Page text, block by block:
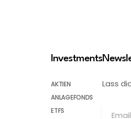
Investments
AKTIEN
ANLAGEFONDS
ETFS
Lass